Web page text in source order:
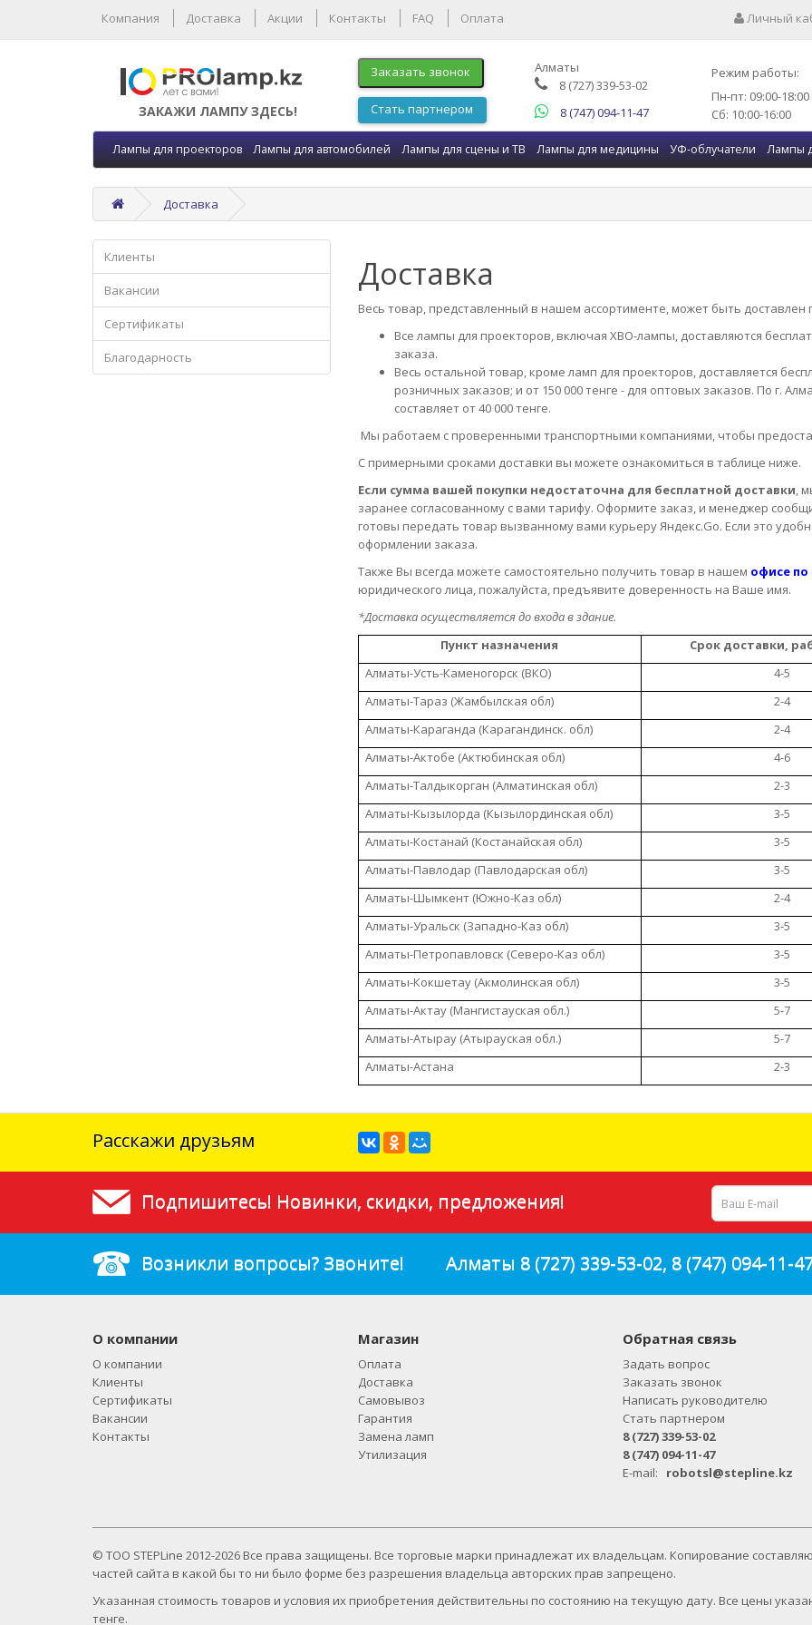
Компания Доставка Акции Контакты FAQ Оплата Личный
ЗАКАЖИ ЛАМПУ ЗДЕСЬ!
Заказать звонок
Стать партнером
Алматы
8 (727) 339-53-02
8 (747) 094-11-47
Режим работы:
Пн-пт: 09:00-18:00
Сб: 10:00-16:00
Лампы для проекторов Лампы для автомобилей Лампы для сцены и ТВ Лампы для медицины УФ-облучатели Лампы
Доставка
Клиенты
Вакансии
Сертификаты
Благодарность
Доставка
Весь товар, представленный в нашем ассортименте, может быть доставлен
Все лампы для проекторов, включая ХВО-лампы, доставляются
заказа.
Весь остальной товар, кроме ламп для проекторов, доставляется
розничных заказов; и от 150 000 тенге - для оптовых заказов. По г.
составляет от 40 000 тенге.
Мы работаем с проверенными транспортными компаниями, чтобы
С примерными сроками доставки вы можете ознакомиться в таблице ниже.
Если сумма вашей покупки недостаточна для бесплатной доставки,
заранее согласованному с вами тарифу. Оформите заказ, и менеджер
готовы передать товар вызванному вами курьеру Яндекс.Go. Если это
оформлении заказа.
Также Вы всегда можете самостоятельно получить товар в нашем офисе по
юридического лица, пожалуйста, предъявите доверенность на Ваше имя.
*Доставка осуществляется до входа в здание.
Пункт назначения
Срок доставки,
Алматы-Усть-Каменогорск (ВКО)
4-5
Алматы-Тараз (Жамбылская обл)
2-4
Алматы-Караганда (Карагандинск. обл)
2-4
Алматы-Актобе (Актюбинская обл)
4-6
Алматы-Талдыкорган (Алматинская обл)
2-3
Алматы-Кызылорда (Кызылординская обл)
3-5
Алматы-Костанай (Костанайская обл)
3-5
Алматы-Павлодар (Павлодарская обл)
3-5
Алматы-Шымкент (Южно-Каз обл)
2-4
Алматы-Уральск (Западно-Каз обл)
3-5
Алматы-Петропавловск (Северо-Каз обл)
3-5
Алматы-Кокшетау (Акмолинская обл)
3-5
Алматы-Актау (Мангистауская обл.)
5-7
Алматы-Атырау (Атырауская обл.)
5-7
Алматы-Астана
2-3
Расскажи друзьям
Подпишитесь! Новинки, скидки, предложения!
Возникли вопросы? Звоните! Алматы 8 (727) 339-53-02, 8 (747) 094-11-
О компании
О компании
Клиенты
Сертификаты
Вакансии
Контакты
Магазин
Оплата
Доставка
Самовывоз
Гарантия
Замена ламп
Утилизация
Обратная связь
Задать вопрос
Заказать звонок
Написать руководителю
Стать партнером
8 (727) 339-53-02
8 (747) 094-11-47
E-mail: robotsl@stepline.kz
© ТОО STEPLine 2012-2026 Все права защищены. Все торговые марки принадлежат их владельцам. Копирование
частей сайта в какой бы то ни было форме без разрешения владельца авторских прав запрещено.
Указанная стоимость товаров и условия их приобретения действительны по состоянию на текущую дату. Все цены
тенге.